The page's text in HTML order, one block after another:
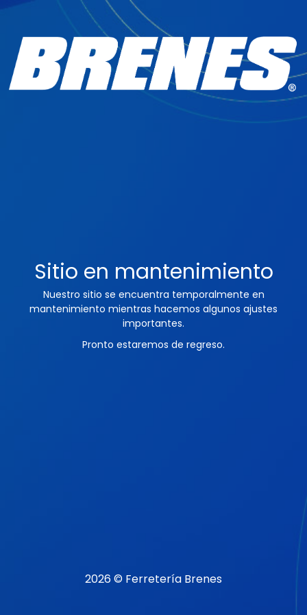
Sitio en mantenimiento
Nuestro sitio se encuentra temporalmente en
mantenimiento mientras hacemos algunos ajustes
importantes.
Pronto estaremos de regreso.
2026 © Ferretería Brenes